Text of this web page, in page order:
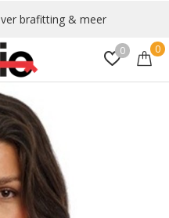
0 0
brafitting & meer